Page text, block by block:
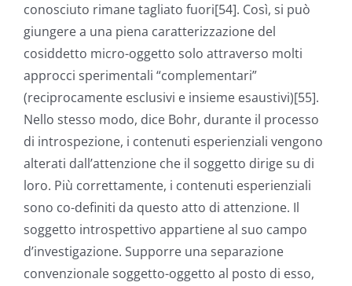
conosciuto rimane tagliato fuori[54]. Così, si può
giungere a una piena caratterizzazione del
cosiddetto micro-oggetto solo attraverso molti
approcci sperimentali “complementari”
(reciprocamente esclusivi e insieme esaustivi)[55].
Nello stesso modo, dice Bohr, durante il processo
di introspezione, i contenuti esperienziali vengono
alterati dall’attenzione che il soggetto dirige su di
loro. Più correttamente, i contenuti esperienziali
sono co-definiti da questo atto di attenzione. Il
soggetto introspettivo appartiene al suo campo
d’investigazione. Supporre una separazione
convenzionale soggetto-oggetto al posto di esso,